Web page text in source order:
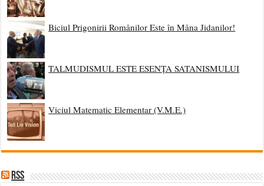
Biciul Prigonirii Românilor Este în Mâna Jidanilor!
TALMUDISMUL ESTE ESENȚA SATANISMULUI
Viciul Matematic Elementar (V.M.E.)
RSS